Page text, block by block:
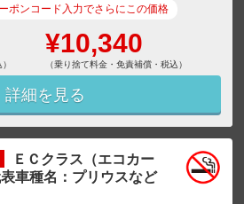
ポンコード入力でさらにこの価格
¥10,340
（乗り捨て料金・免責補償・税込）
詳細を見る
ＥＣクラス（エコカー
車種名：プリウスなど